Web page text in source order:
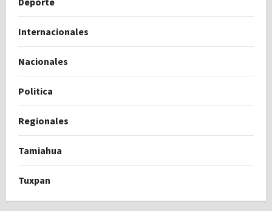
Internacionales
Nacionales
Politica
Regionales
Tamiahua
Tuxpan